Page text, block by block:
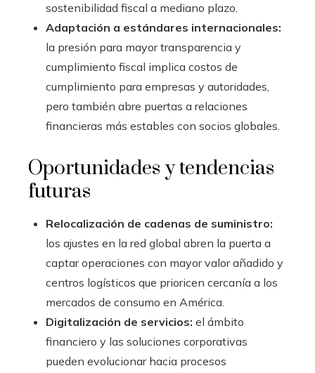
sostenibilidad fiscal a mediano plazo.
Adaptación a estándares internacionales:
la presión para mayor transparencia y
cumplimiento fiscal implica costos de
cumplimiento para empresas y autoridades,
pero también abre puertas a relaciones
financieras más estables con socios globales.
Oportunidades y tendencias
futuras
Relocalización de cadenas de suministro:
los ajustes en la red global abren la puerta a
captar operaciones con mayor valor añadido y
centros logísticos que prioricen cercanía a los
mercados de consumo en América.
Digitalización de servicios: el ámbito
financiero y las soluciones corporativas
pueden evolucionar hacia procesos